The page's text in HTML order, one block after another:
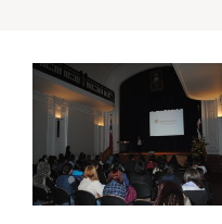
Estudiantes
Académicos
Funcionarios
Alumni